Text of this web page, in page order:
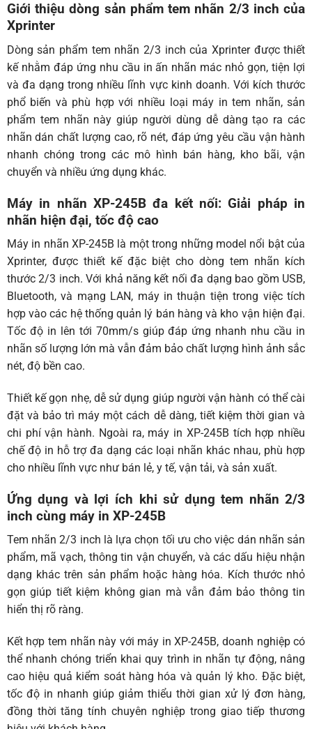
Giới thiệu dòng sản phẩm tem nhãn 2/3 inch của
Xprinter
Dòng sản phẩm tem nhãn 2/3 inch của Xprinter được thiết
kế nhằm đáp ứng nhu cầu in ấn nhãn mác nhỏ gọn, tiện lợi
và đa dạng trong nhiều lĩnh vực kinh doanh. Với kích thước
phổ biến và phù hợp với nhiều loại máy in tem nhãn, sản
phẩm tem nhãn này giúp người dùng dễ dàng tạo ra các
nhãn dán chất lượng cao, rõ nét, đáp ứng yêu cầu vận hành
nhanh chóng trong các mô hình bán hàng, kho bãi, vận
chuyển và nhiều ứng dụng khác.
Máy in nhãn XP-245B đa kết nối: Giải pháp in
nhãn hiện đại, tốc độ cao
Máy in nhãn XP-245B là một trong những model nổi bật của
Xprinter, được thiết kế đặc biệt cho dòng tem nhãn kích
thước 2/3 inch. Với khả năng kết nối đa dạng bao gồm USB,
Bluetooth, và mạng LAN, máy in thuận tiện trong việc tích
hợp vào các hệ thống quản lý bán hàng và kho vận hiện đại.
Tốc độ in lên tới 70mm/s giúp đáp ứng nhanh nhu cầu in
nhãn số lượng lớn mà vẫn đảm bảo chất lượng hình ảnh sắc
nét, độ bền cao.
Thiết kế gọn nhẹ, dễ sử dụng giúp người vận hành có thể cài
đặt và bảo trì máy một cách dễ dàng, tiết kiệm thời gian và
chi phí vận hành. Ngoài ra, máy in XP-245B tích hợp nhiều
chế độ in hỗ trợ đa dạng các loại nhãn khác nhau, phù hợp
cho nhiều lĩnh vực như bán lẻ, y tế, vận tải, và sản xuất.
Ứng dụng và lợi ích khi sử dụng tem nhãn 2/3
inch cùng máy in XP-245B
Tem nhãn 2/3 inch là lựa chọn tối ưu cho việc dán nhãn sản
phẩm, mã vạch, thông tin vận chuyển, và các dấu hiệu nhận
dạng khác trên sản phẩm hoặc hàng hóa. Kích thước nhỏ
gọn giúp tiết kiệm không gian mà vẫn đảm bảo thông tin
hiển thị rõ ràng.
Kết hợp tem nhãn này với máy in XP-245B, doanh nghiệp có
thể nhanh chóng triển khai quy trình in nhãn tự động, nâng
cao hiệu quả kiểm soát hàng hóa và quản lý kho. Đặc biệt,
tốc độ in nhanh giúp giảm thiểu thời gian xử lý đơn hàng,
đồng thời tăng tính chuyên nghiệp trong giao tiếp thương